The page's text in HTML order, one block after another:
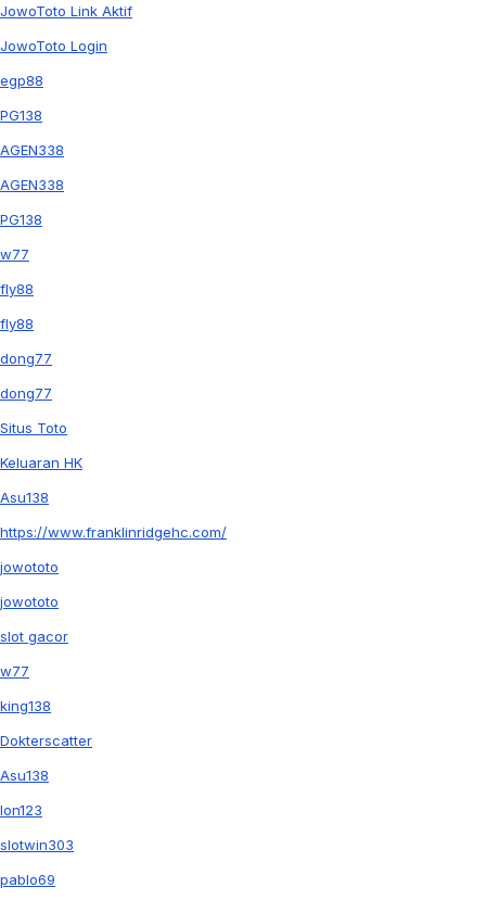
JowoToto Link Aktif
JowoToto Login
egp88
PG138
AGEN338
AGEN338
PG138
w77
fly88
fly88
dong77
dong77
Situs Toto
Keluaran HK
Asu138
https://www.franklinridgehc.com/
jowototo
jowototo
slot gacor
w77
king138
Dokterscatter
Asu138
Ion123
slotwin303
pablo69